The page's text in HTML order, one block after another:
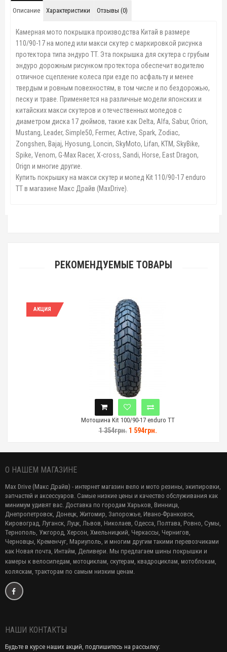
Описание Характеристики Отзывы (0)
Камерная мото покрышка производства Китай в размере
110/90-17 на мопед или макси скутер с маркировкой рисунка
протектора типа эндуро TT. Эта покрышка для скутера с грубым
эндуро дорожным рисунком протектора обеспечит водителю
отличное сцепление колеса при езде по асфальту и менее
твердым и ровным повехностям, в том числе и по бездорожью,
песку и траве. Применяется на различные модели японских и
китайских макси скутеров и отечественных мопедов с
диаметром диска 17 дюймов, такие как Delta, Alfa, Sabur, Orion,
Mustang, Leader, Simple50, Fermer, Active, Spark, Zodiac,
Zongshen, Bajaj, Hyosung, Loncin, SkyMoto, Lifan, KTM, SkyBike,
Spike, Venom, G-Max Racer, X-cross, Sandi, Horse, East Dragon,
Orign и многие другие.
Купить покрышку на макси скутер и мопед Kit 110/90-17 enduro
TT в магазине Макс Драйв (MaxDrive).
РЕКОМЕНДУЕМЫЕ ТОВАРЫ
АКЦИЯ
Мотошина Kit 100/90-17 enduro TT
1 354грн.1 594грн.
О НАШЕМ МАГАЗИНЕ
Max Drive (Макс Драйв) - интернет магазин вело и мото резины, экипировки,
запчастей и аксессуаров. Самые низкие цены и качество обслуживания как
минимум удивят вас. Доставка по городам Харьков, Винница,
Днепропетровск, Донецк, Житомир, Запорожье, Ивано-Франковск,
Кировоград, Луганск, Луцк, Львов, Николаев, Одесса, Полтава, Ровно, Сумы,
Тернополь, Ужгород, Херсон, Хмельницкий, Черкассы, Чернигов,
Черновцы, Кременчуг, Мариуполь, и многим другим такими перевозчиками
как Новая почта, Интайм, Деливери. Мы предлагаем шины покрышки и
камеры к велосипедам, мотоциклам, скутерам, квадроциклам, мотоблокам,
коляскам, тракторам по самым низким ценам.
НАШИ КОНТАКТЫ
Будьте в курсе наших акций, подпишитесь на рассылку: